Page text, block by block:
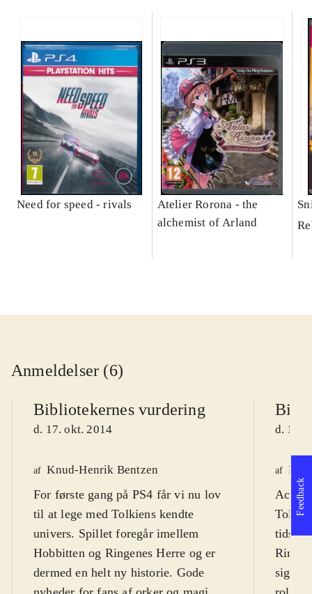
Need for speed - rivals
Atelier Rorona - the
alchemist of Arland
Anmeldelser (6)
Bibliotekernes vurdering
d. 17. okt. 2014
af Knud-Henrik Bentzen
For første gang på PS4 får vi nu lov
til at lege med Tolkiens kendte
univers. Spillet foregår imellem
Hobbitten og Ringenes Herre og er
dermed en helt ny historie. Gode
d. 19.
af
sig til
Feedback